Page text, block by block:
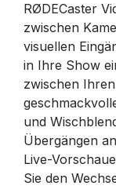
RØDECaster
zwischen
visuellen
in Ihre Show
zwischen
und
Übergängen
Live-
Sie den